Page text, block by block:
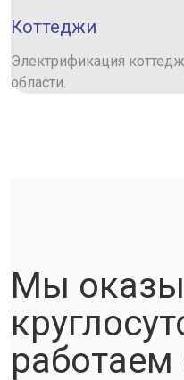
Коттеджи
Электрификация
области.
Мы
работаем